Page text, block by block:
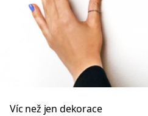
Víc než jen dekorace